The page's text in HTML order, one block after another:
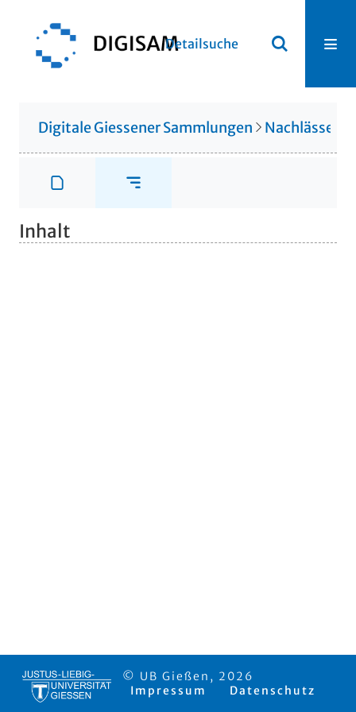
Detailsuche
Digitale Giessener Sammlungen Nachlässe
Inhalt
© UB Gießen, 2026
Impressum
Datenschutz